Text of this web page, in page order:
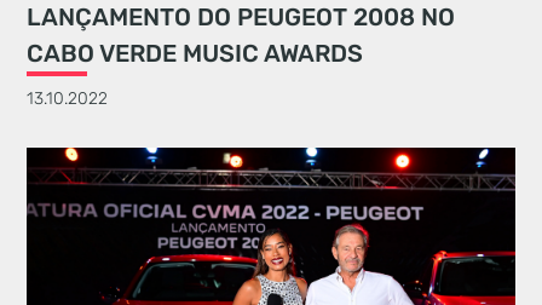
LANÇAMENTO DO PEUGEOT 2008 NO
CABO VERDE MUSIC AWARDS
13.10.2022